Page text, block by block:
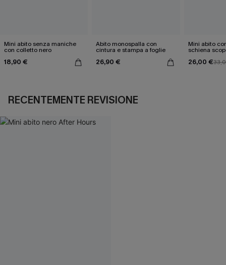
Mini abito senza maniche
con colletto nero
18,90 €
Abito monospalla con
cintura e stampa a foglie
26,90 €
Mini abito
schiena
26,00 €
RECENTEMENTE REVISIONE